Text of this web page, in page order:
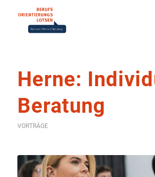
Herne:
Beratung
VORTRÄGE